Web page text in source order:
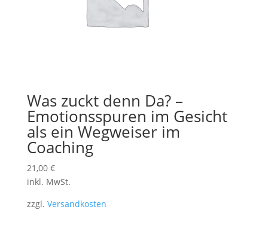
Was zuckt denn Da? –
Emotionsspuren im Gesicht
als ein Wegweiser im
Coaching
21,00 €
inkl. MwSt.
zzgl. Versandkosten